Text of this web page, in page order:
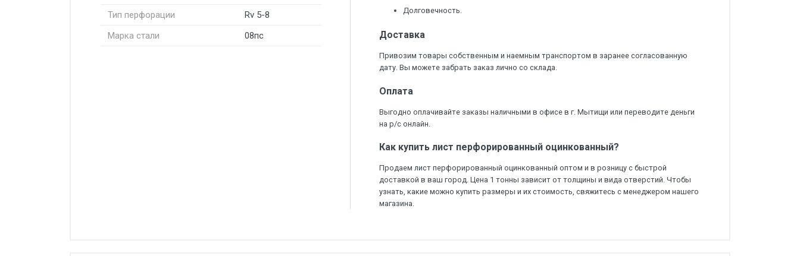
Тип перфорации
Rv 5-8
Марка стали
08пс
Долговечность.
Доставка
Привозим товары собственным и наемным транспортом в заранее согласованную
дату. Вы можете забрать заказ лично со склада.
Оплата
Выгодно оплачивайте заказы наличными в офисе в г. Мытищи или переводите деньги
на р/с онлайн.
Как купить лист перфорированный оцинкованный?
Продаем лист перфорированный оцинкованный оптом и в розницу с быстрой
доставкой в ваш город. Цена 1 тонны зависит от толщины и вида отверстий. Чтобы
узнать, какие можно купить размеры и их стоимость, свяжитесь с менеджером нашего
магазина.